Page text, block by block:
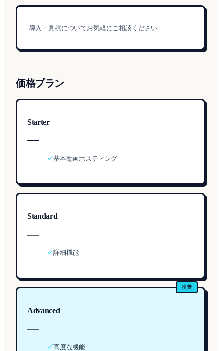
導入・見積についてお気軽にご相談ください
価格プラン
Starter
—
✓基本動画ホスティング
Standard
—
✓詳細機能
推奨
Advanced
—
✓高度な機能